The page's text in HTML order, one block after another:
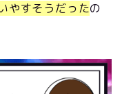
やすそうだったの